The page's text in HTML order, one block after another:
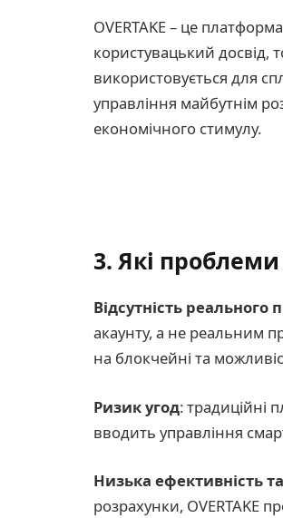
OVERTAKE – це
користувацький досвід,
використовується для
управління майбутнім
економічного стимулу.
3. Які
Відсутність реального
акаунту, а не реальним
на блокчейні та
Ризик угод: традиційні
вводить управління
Низька ефективність
розрахунки, OVERTAKE